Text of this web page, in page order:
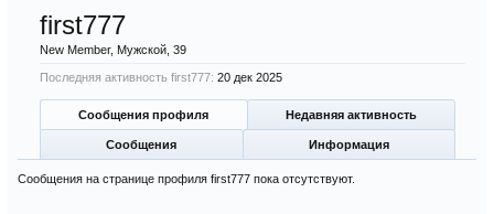
first777
New Member, Мужской, 39
Последняя активность first777: 20 дек 2025
Сообщения профиля Недавняя активность
Сообщения Информация
Сообщения на странице профиля first777 пока отсутствуют.